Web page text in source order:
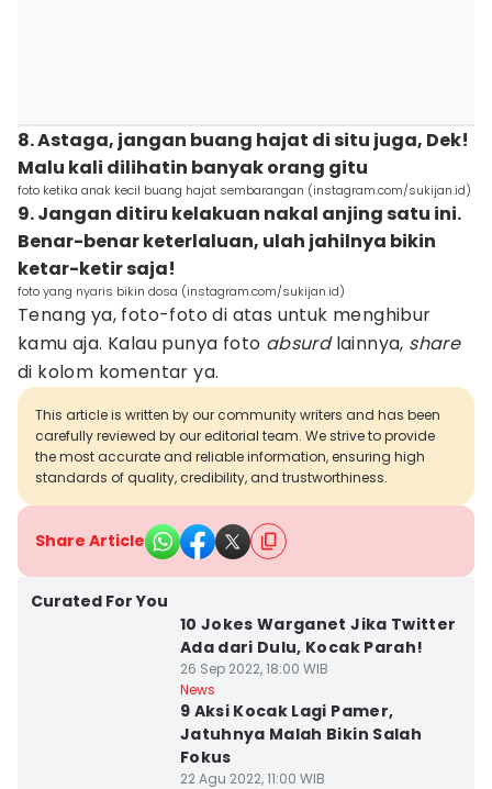
8. Astaga, jangan buang hajat di situ juga, Dek!
Malu kali dilihatin banyak orang gitu
foto ketika anak kecil buang hajat sembarangan (instagram.com/sukijan.id)
9. Jangan ditiru kelakuan nakal anjing satu ini.
Benar-benar keterlaluan, ulah jahilnya bikin
ketar-ketir saja!
foto yang nyaris bikin dosa (instagram.com/sukijan.id)
Tenang ya, foto-foto di atas untuk menghibur
kamu aja. Kalau punya foto absurdlainnya, share
di kolom komentar ya.
This article is written by our community writers and has been
carefully reviewed by our editorial team. We strive to provide
the most accurate and reliable information, ensuring high
standards of quality, credibility, and trustworthiness.
Share Article
Curated For You
10 Jokes Warganet Jika Twitter
Ada dari Dulu, Kocak Parah!
26 Sep 2022, 18:00 WIB
News
9 Aksi Kocak Lagi Pamer,
Jatuhnya Malah Bikin Salah
Fokus
22 Agu 2022, 11:00 WIB